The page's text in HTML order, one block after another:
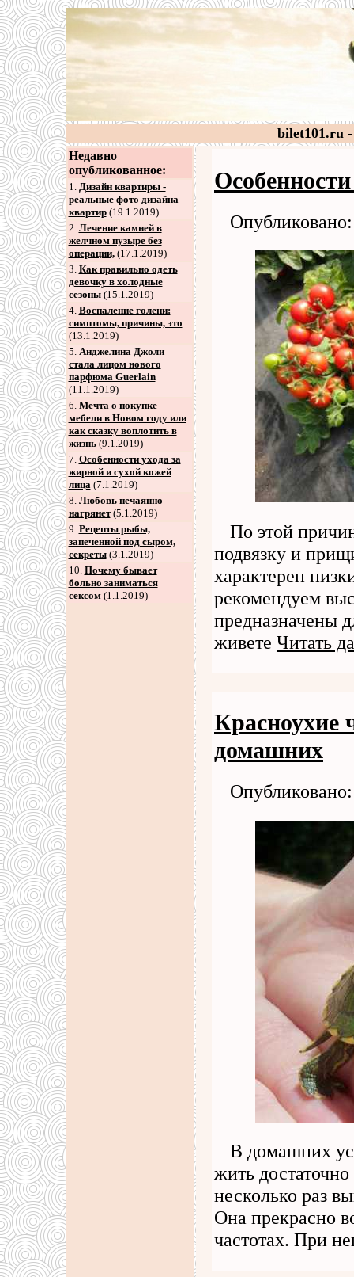
bilet101.ru-
Недавно
опубликованное:
1. Дизайн квартиры -
реальные фото дизайна
квартир(19.1.2019)
2. Лечение камней в
желчном пузыре без
операции,(17.1.2019)
3. Как правильно одеть
девочку в холодные
сезоны(15.1.2019)
4. Воспаление голени:
симптомы, причины, это
(13.1.2019)
5. Анджелина Джоли
стала лицом нового
парфюма Guerlain
(11.1.2019)
6. Мечта о покупке
мебели в Новом году или
как сказку воплотить в
жизнь(9.1.2019)
7. Особенности ухода за
жирной и сухой кожей
лица(7.1.2019)
8. Любовь нечаянно
нагрянет(5.1.2019)
9. Рецепты рыбы,
запеченной под сыром,
секреты(3.1.2019)
10. Почему бывает
больно заниматься
сексом(1.1.2019)
По этой
подвязку и
характерен
рекомендуем
предназначены
живете Читать
Красноухие
домашних
В домашних
жить достаточно
несколько раз
Она прекрасно
частотах. При